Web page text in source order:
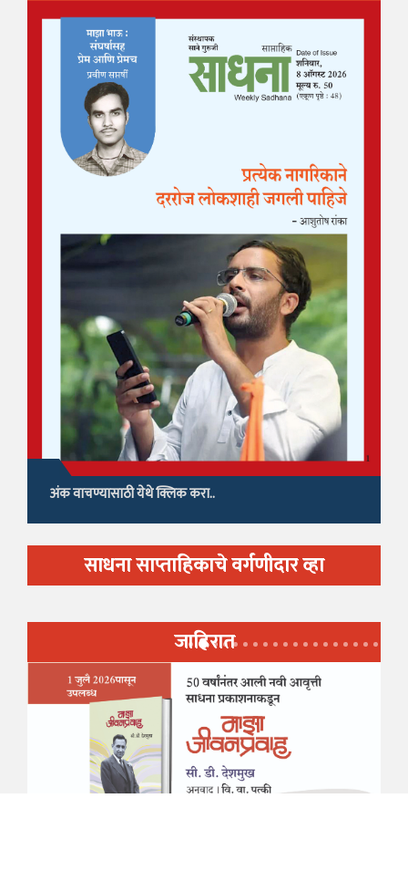
अंक वाचण्यासाठी येथे क्लिक करा..
साधना साप्ताहिकाचे वर्गणीदार व्हा
जाहिरात